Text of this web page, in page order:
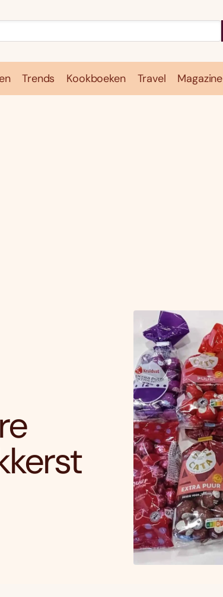
Trends Kookboeken Travel Magazine